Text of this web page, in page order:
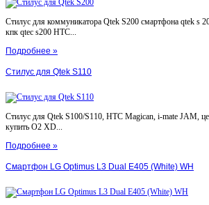
Стилус для коммуникатора Qtek S200 смартфона qtek s
кпк qtec s200 HTC...
Подробнее »
Стилус для Qtek S110
Стилус для Qtek S100/S110, HTC Magican, i-mate JAM,
купить O2 XD...
Подробнее »
Смартфон LG Optimus L3 Dual E405 (White) WH